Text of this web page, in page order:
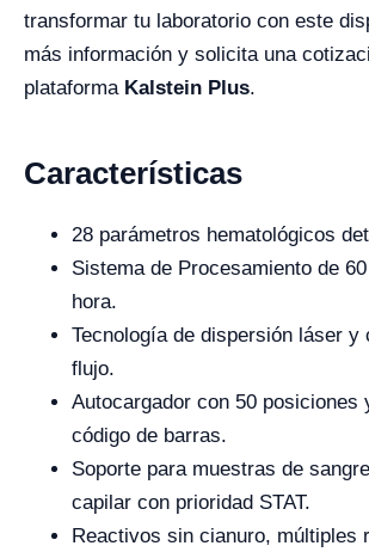
transformar tu laboratorio con este
más información y solicita una
plataforma Kalstein Plus.
Características
28 parámetros hematológicos
Sistema de Procesamiento de
hora.
Tecnología de dispersión láser y
flujo.
Autocargador con 50 posiciones
código de barras.
Soporte para muestras de
capilar con prioridad STAT.
Reactivos sin cianuro, múltiples